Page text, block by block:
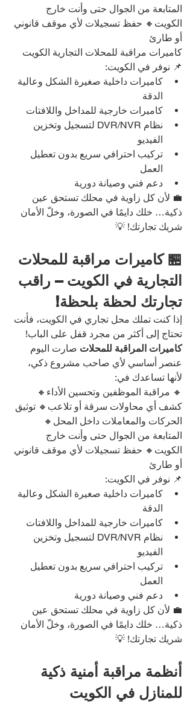
المتابعة من الجوال حتى وأنت خارج
الكويت🔸 حفظ تسجيلات لأي موقف قانوني
أو طارئ
كاميرات مراقبة للمحلات التجارية الكويت
📌 نوفر في الكويت:
كاميرات داخلية صغيرة الشكل وعالية
الدقة
كاميرات خارجية للمداخل واللافتات
نظام DVR/NVR لتسجيل وتخزين
الفيديو
تركيب احترافي سريع بدون تعطيل
العمل
دعم فني وصيانة دورية
💼 لأن كل زاوية في محلك تستحق عين
ذكية… خلك دايمًا في الصورة، وخلّ الأمان
شريك تجارتك! 💡
🏪 كاميرات مراقبة للمحلات
التجارية في الكويت – راقب
تجارتك لحظة بلحظة!
إذا كنت تملك محل تجاري في الكويت، فأنت
تحتاج إلى أكثر من مجرد قفل على الباب!
كاميرات المراقبة للمحلات صارت اليوم
عنصر أساسي لأي صاحب مشروع ذكي،
لأنها تساعدك في:
🔸 مراقبة الموظفين وتحسين الأداء🔸
كشف أي محاولات سرقة أو تلاعب🔸 توثيق
الحركات والمعاملات داخل المحل🔸
المتابعة من الجوال حتى وأنت خارج
الكويت🔸 حفظ تسجيلات لأي موقف قانوني
أو طارئ
📌 نوفر في الكويت:
كاميرات داخلية صغيرة الشكل وعالية
الدقة
كاميرات خارجية للمداخل واللافتات
نظام DVR/NVR لتسجيل وتخزين
الفيديو
تركيب احترافي سريع بدون تعطيل
العمل
دعم فني وصيانة دورية
💼 لأن كل زاوية في محلك تستحق عين
ذكية… خلك دايمًا في الصورة، وخلّ الأمان
شريك تجارتك! 💡
أنظمة مراقبة أمنية ذكية
للمنازل في الكويت